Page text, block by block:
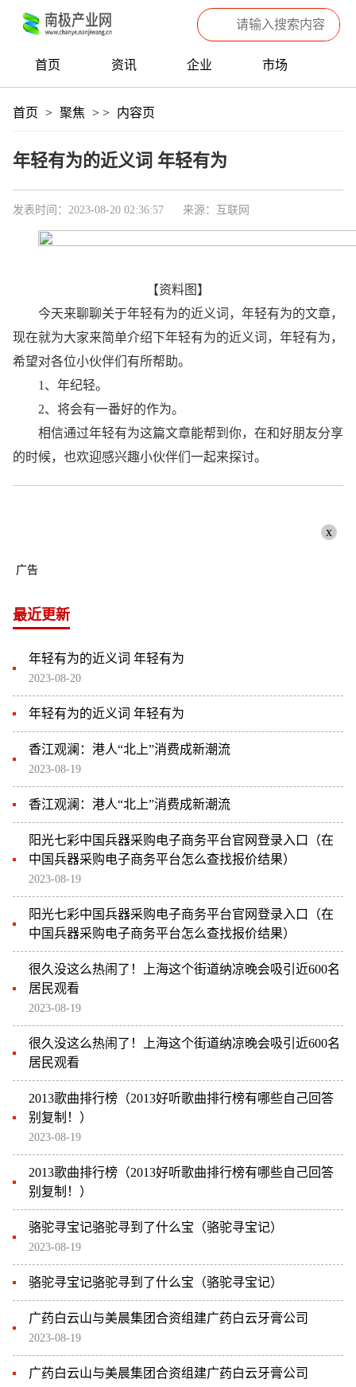
首页 资讯 企业 市场
首页 > 聚焦 > > 内容页
年轻有为的近义词 年轻有为
发表时间：2023-08-20 02:36:57 来源：互联网
【资料图】
今天来聊聊关于年轻有为的近义词，年轻有为的文章，
现在就为大家来简单介绍下年轻有为的近义词，年轻有为，
希望对各位小伙伴们有所帮助。
1、年纪轻。
2、将会有一番好的作为。
相信通过年轻有为这篇文章能帮到你，在和好朋友分享
的时候，也欢迎感兴趣小伙伴们一起来探讨。
x
广告
最近更新
年轻有为的近义词 年轻有为
2023-08-20
年轻有为的近义词 年轻有为
香江观澜：港人“北上”消费成新潮流
2023-08-19
香江观澜：港人“北上”消费成新潮流
阳光七彩中国兵器采购电子商务平台官网登录入口（在
中国兵器采购电子商务平台怎么查找报价结果）
2023-08-19
阳光七彩中国兵器采购电子商务平台官网登录入口（在
中国兵器采购电子商务平台怎么查找报价结果）
很久没这么热闹了！上海这个街道纳凉晚会吸引近600名
居民观看
2023-08-19
很久没这么热闹了！上海这个街道纳凉晚会吸引近600名
居民观看
2013歌曲排行榜（2013好听歌曲排行榜有哪些自己回答
别复制！）
2023-08-19
2013歌曲排行榜（2013好听歌曲排行榜有哪些自己回答
别复制！）
骆驼寻宝记骆驼寻到了什么宝（骆驼寻宝记）
2023-08-19
骆驼寻宝记骆驼寻到了什么宝（骆驼寻宝记）
广药白云山与美晨集团合资组建广药白云牙膏公司
2023-08-19
广药白云山与美晨集团合资组建广药白云牙膏公司